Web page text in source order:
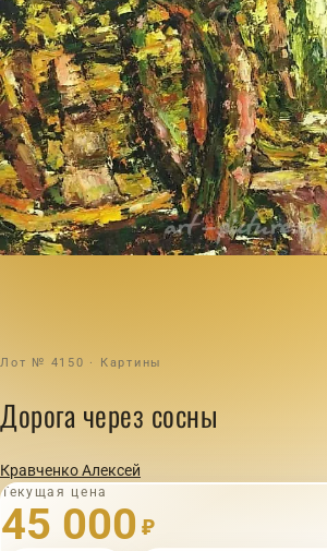
Лот № 4150 · Картины
Дорога через сосны
Кравченко Алексей
Текущая цена
45 000 ₽